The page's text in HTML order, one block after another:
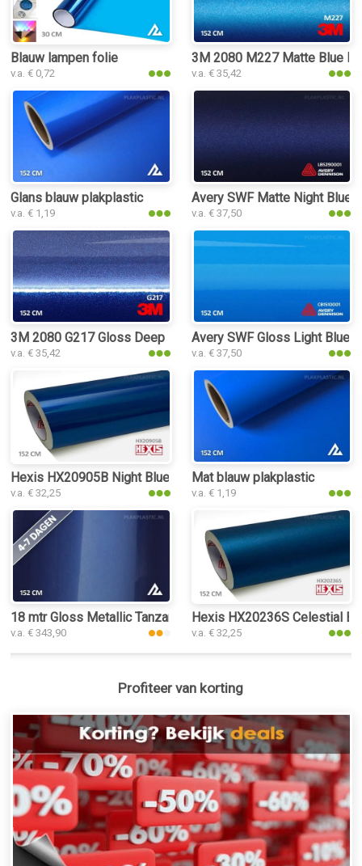
Blauw lampen folie
v.a. € 0,72
3M 2080 M227 Matte Blue
v.a. € 35,42
Glans blauw plakplastic
v.a. € 1,19
Avery SWF Matte Night Blue
v.a. € 37,50
3M 2080 G217 Gloss Deep Blue Metallic plakplastic
v.a. € 35,42
Avery SWF Gloss Light Blue
v.a. € 37,50
Hexis HX20905B Night Blue Metal Gloss plakplastic
v.a. € 32,25
Mat blauw plakplastic
v.a. € 1,19
18 mtr Gloss Metallic Tanzanite Blue 3187 plakplastic
v.a. € 343,90
Hexis HX20236S Celestial
v.a. € 32,25
Profiteer van korting